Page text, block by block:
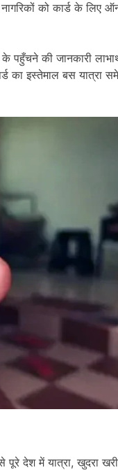
को कार्ड के लिए
पहुँचने की जानकारी
का इस्तेमाल बस यात्रा
देश में यात्रा, खुदरा